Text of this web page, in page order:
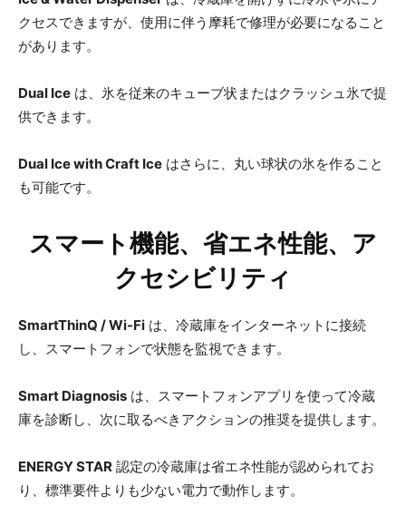
クセスできますが、使用に伴う摩耗で修理が必要になること
があります。
Dual Ice は、氷を従来のキューブ状またはクラッシュ氷で提
供できます。
Dual Ice with Craft Ice はさらに、丸い球状の氷を作ること
も可能です。
スマート機能、省エネ性能、ア
クセシビリティ
SmartThinQ / Wi-Fi は、冷蔵庫をインターネットに接続
し、スマートフォンで状態を監視できます。
Smart Diagnosis は、スマートフォンアプリを使って冷蔵
庫を診断し、次に取るべきアクションの推奨を提供します。
ENERGY STAR 認定の冷蔵庫は省エネ性能が認められてお
り、標準要件よりも少ない電力で動作します。